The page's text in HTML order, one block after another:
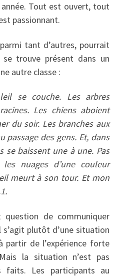
Tout est ouvert, tout
passionnant.
tant d’autres, pourrait
trouve présent dans un
autre classe :
se couche. Les arbres
Les chiens aboient
du soir. Les branches aux
passage des gens. Et, dans
se baissent une à une. Pas
nuages d’une couleur
meurt à son tour. Et mon
de communiquer
s’agit plutôt d’une situation
partir de l’expérience forte
la situation n’est pas
faits. Les participants au